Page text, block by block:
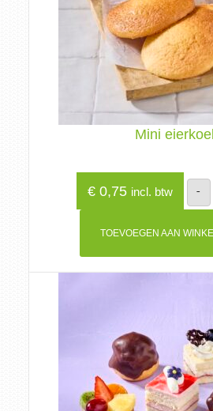
Mini
€0,75 incl. btw -
TOEVOEGEN AAN